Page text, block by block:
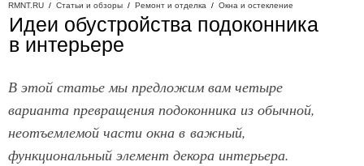
RMNT.RU / Статьи и обзоры / Ремонт и отделка / Окна и остекление
Идеи обустройства подоконника
в интерьере
В этой статье мы предложим вам четыре
варианта превращения подоконника из обычной,
неотъемлемой части окна в важный,
функциональный элемент декора интерьера.